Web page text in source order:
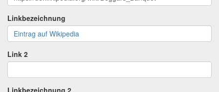
Linkbezeichnung
Eintrag auf Wikipedia
Link 2
Linkbezeichnung 2